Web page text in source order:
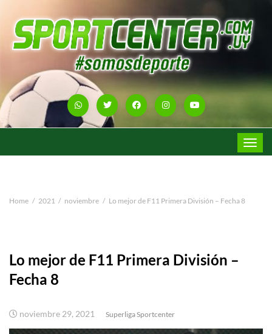
Toggle
Home 2021 noviembre Lo mejor de F11 Primera División – Fecha 8
Lo mejor de F11 Primera División –
Fecha 8
noviembre 29, 2021 Superliga Sportcenter